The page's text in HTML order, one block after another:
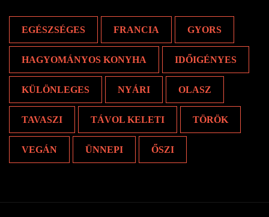
EGÉSZSÉGES FRANCIA GYORS
HAGYOMÁNYOS KONYHA IDŐIGÉNYES
KÜLÖNLEGES NYÁRI OLASZ
TAVASZI TÁVOL KELETI TÖRÖK
VEGÁN ÜNNEPI ŐSZI